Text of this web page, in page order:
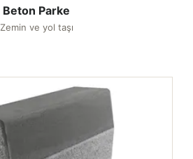
Beton Parke
Zemin ve yol taşı